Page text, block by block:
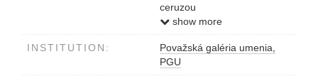
ceruzou
v strede dole v. hložník, 70
null0001000058
show more
INSTITUTION:
Považská galéria umenia,
PGU